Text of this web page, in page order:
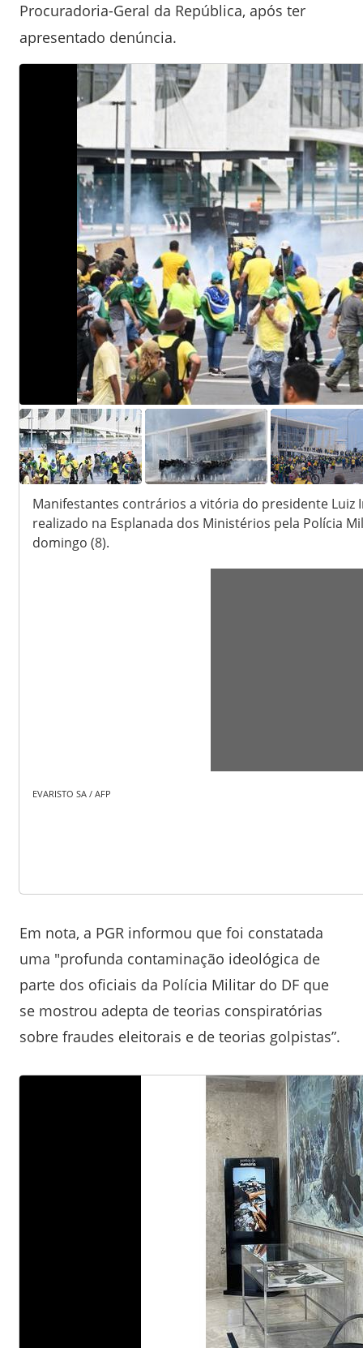
Procuradoria-Geral da República, após ter
apresentado denúncia.
Manifestantes contrários a vitória do presidente Luiz
realizado na Esplanada dos Ministérios pela Polícia
domingo (8).
EVARISTO SA / AFP
Em nota, a PGR informou que foi constatada
uma "profunda contaminação ideológica de
parte dos oficiais da Polícia Militar do DF que
se mostrou adepta de teorias conspiratórias
sobre fraudes eleitorais e de teorias golpistas”.